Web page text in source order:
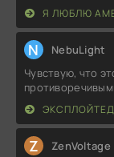
Я ЛЮБЛЮ
N NebuLight
Чувствую, что
ЭКСПЛОЙТЕД
Z ZenVoltage